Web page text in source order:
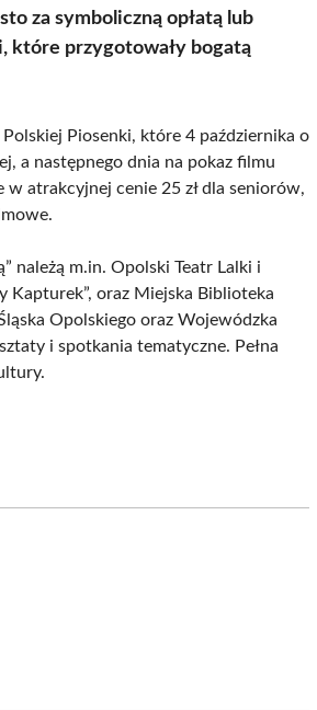
za symboliczną opłatą lub
które przygotowały bogatą
Piosenki, które 4 października o
a następnego dnia na pokaz filmu
atrakcyjnej cenie 25 zł dla seniorów,
należą m.in. Opolski Teatr Lalki i
Kapturek”, oraz Miejska Biblioteka
Opolskiego oraz Wojewódzka
i spotkania tematyczne. Pełna